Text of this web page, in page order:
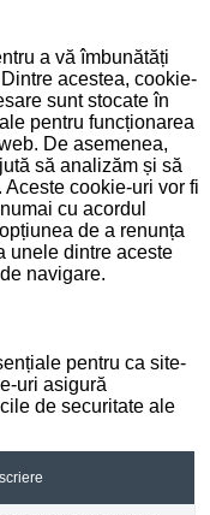
a vă îmbunătăți
acestea, cookie-
sunt stocate în
pentru funcționarea
De asemenea,
să analizăm și să
cookie-uri vor fi
cu acordul
de a renunța
unele dintre aceste
navigare.
pentru ca site-
uri asigură
de securitate ale